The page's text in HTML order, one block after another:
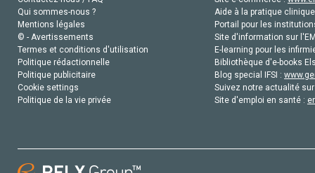
Qui sommes-nous ?
Mentions légales
© - Avertissements
Termes et conditions d'utilisation
Politique rédactionnelle
Politique publicitaire
Cookie settings
Politique de la vie privée
Aide à la pratique
Portail pour les
Site d'information sur
E-learning pour les
Bibliothèque d'e-books
Blog special IFSI :
Suivez notre actualité
Site d'emploi en santé :